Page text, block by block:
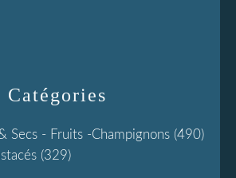
Catégories
& Secs - Fruits -champignons (490)
(329)